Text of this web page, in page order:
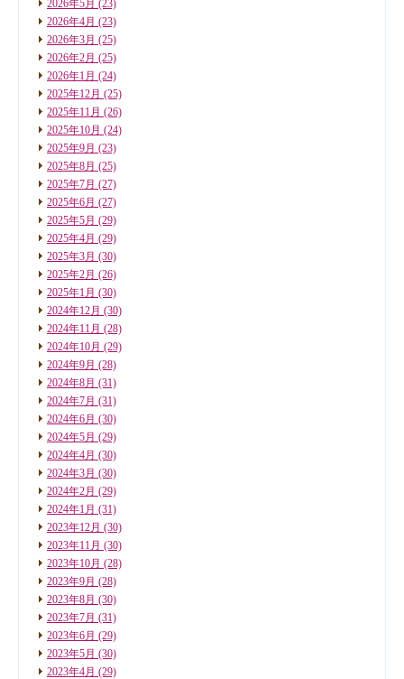
2026年5月 (23)
2026年4月 (23)
2026年3月 (25)
2026年2月 (25)
2026年1月 (24)
2025年12月 (25)
2025年11月 (26)
2025年10月 (24)
2025年9月 (23)
2025年8月 (25)
2025年7月 (27)
2025年6月 (27)
2025年5月 (29)
2025年4月 (29)
2025年3月 (30)
2025年2月 (26)
2025年1月 (30)
2024年12月 (30)
2024年11月 (28)
2024年10月 (29)
2024年9月 (28)
2024年8月 (31)
2024年7月 (31)
2024年6月 (30)
2024年5月 (29)
2024年4月 (30)
2024年3月 (30)
2024年2月 (29)
2024年1月 (31)
2023年12月 (30)
2023年11月 (30)
2023年10月 (28)
2023年9月 (28)
2023年8月 (30)
2023年7月 (31)
2023年6月 (29)
2023年5月 (30)
2023年4月 (29)